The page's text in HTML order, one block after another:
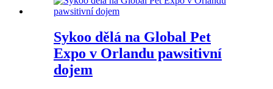
Sykoo dělá na Global Pet
Expo v Orlandu pawsitivní
dojem